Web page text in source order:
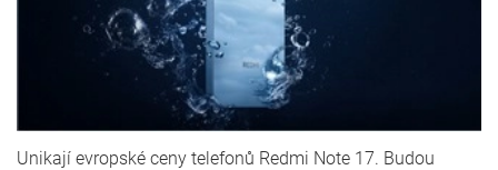
Unikají evropské ceny telefonů Redmi Note 17. Budou